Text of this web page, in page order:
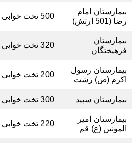
بیمارستان امام
رضا (501 ارتش)
500 تخت خوابی
بیمارستان
فرهیختگان
320 تخت خوابی
بیمارستان رسول
اکرم (ص) رشت
200 تخت خوابی
بیمارستان سپید 300 تخت خوابی
بیمارستان امیر
المونین (ع) قم
220 تخت خوابی